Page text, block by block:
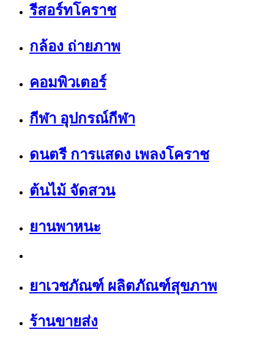
รีสอร์ทโคราช
กล้อง ถ่ายภาพ
คอมพิวเตอร์
กีฬา อุปกรณ์กีฬา
ดนตรี การแสดง เพลงโคราช
ต้นไม้ จัดสวน
ยานพาหนะ
ยาเวชภัณฑ์ ผลิตภัณฑ์สุขภาพ
ร้านขายส่ง